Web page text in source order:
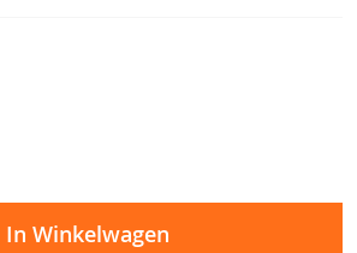
In Winkelwagen